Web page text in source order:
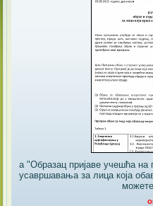
а "Образац пријаве учешћа на
усавршавања за лица која